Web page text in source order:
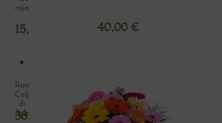
40,00 €
roja
15,00
Ramo
Colpo
di
Sole
38,00